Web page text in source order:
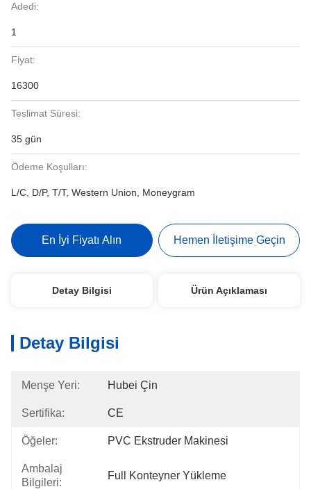
Adedi:
1
Fiyat:
16300
Teslimat Süresi:
35 gün
Ödeme Koşulları:
L/C, D/P, T/T, Western Union, Moneygram
En İyi Fiyatı Alın Hemen İletişime Geçin
Detay Bilgisi Ürün Açıklaması
Detay Bilgisi
Menşe Yeri: Hubei Çin
Sertifika: CE
Öğeler: PVC Ekstruder Makinesi
Ambalaj
Bilgileri:
Full Konteyner Yükleme